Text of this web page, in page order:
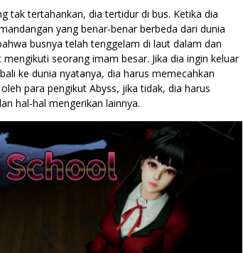
tak tertahankan, dia tertidur di bus. Ketika dia
yang benar-benar berbeda dari dunia
busnya telah tenggelam di laut dalam dan
seorang imam besar. Jika dia ingin keluar
ke dunia nyatanya, dia harus memecahkan
para pengikut Abyss, jika tidak, dia harus
hal-hal mengerikan lainnya.